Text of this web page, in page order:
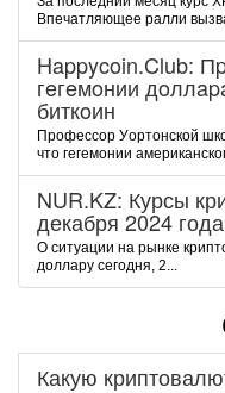
Впечатляющее ралли
Happycoin.Club:
гeгeмoнии
биткoин
Пpoфeccop Уopтoнcкoй
чтo гeгeмoнии
NUR.KZ: Курсы
декабря 2024 года
О ситуации на рынке
доллару сегодня, 2...
Какую